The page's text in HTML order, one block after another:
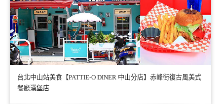
台北中山站美食【PATTIE-O DINER 中山分店】赤峰街復古風美式
餐廳漢堡店